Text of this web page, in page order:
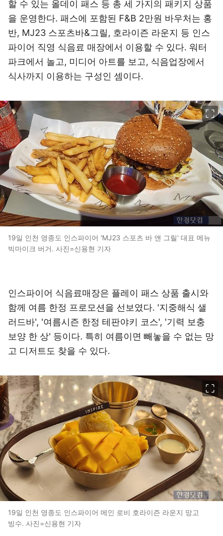
할 수 있는 올데이 패스 등 총 세 가지의 패키지 상품
을 운영한다. 패스에 포함된 F&B 2만원 바우처는 홍
반, MJ23 스포츠바&그릴, 호라이즌 라운지 등 인스
파이어 직영 식음료 매장에서 이용할 수 있다. 워터
파크에서 놀고, 미디어 아트를 보고, 식음업장에서
식사까지 이용하는 구성인 셈이다.
19일 인천 영종도 인스파이어 'MJ23 스포츠 바 앤 그릴' 대표 메뉴
빅마이크 버거. 사진=신용현 기자
인스파이어 식음료매장은 플레이 패스 상품 출시와
함께 여름 한정 프로모션을 선보였다. '지중해식 샐
러드바', '여름시즌 한정 테판야키 코스', '기력 보충
보양 한 상' 등이다. 특히 여름이면 빼놓을 수 없는 망
고 디저트도 찾을 수 있다.
19일 인천 영종도 인스파이어 메인 로비 호라이즌 라운지 망고
빙수. 사진=신용현 기자